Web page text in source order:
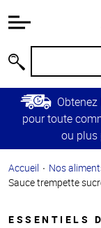
relative à
Passer
contenu
principal
Retour à
principale
Obtenez
pour toute
ou plus
Accueil Nos
Sauce trempette
ESSENTIELS